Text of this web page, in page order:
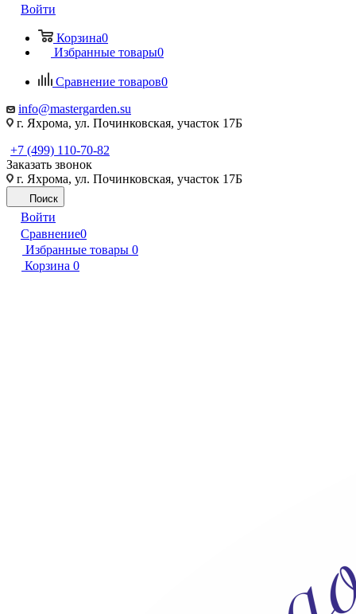
Войти
Корзина0
Избранные товары0
Сравнение товаров0
info@mastergarden.su
г. Яхрома, ул. Починковская, участок 17Б
+7 (499) 110-70-82
Заказать звонок
г. Яхрома, ул. Починковская, участок 17Б
Поиск
Войти
Сравнение0
Избранные товары 0
Корзина 0